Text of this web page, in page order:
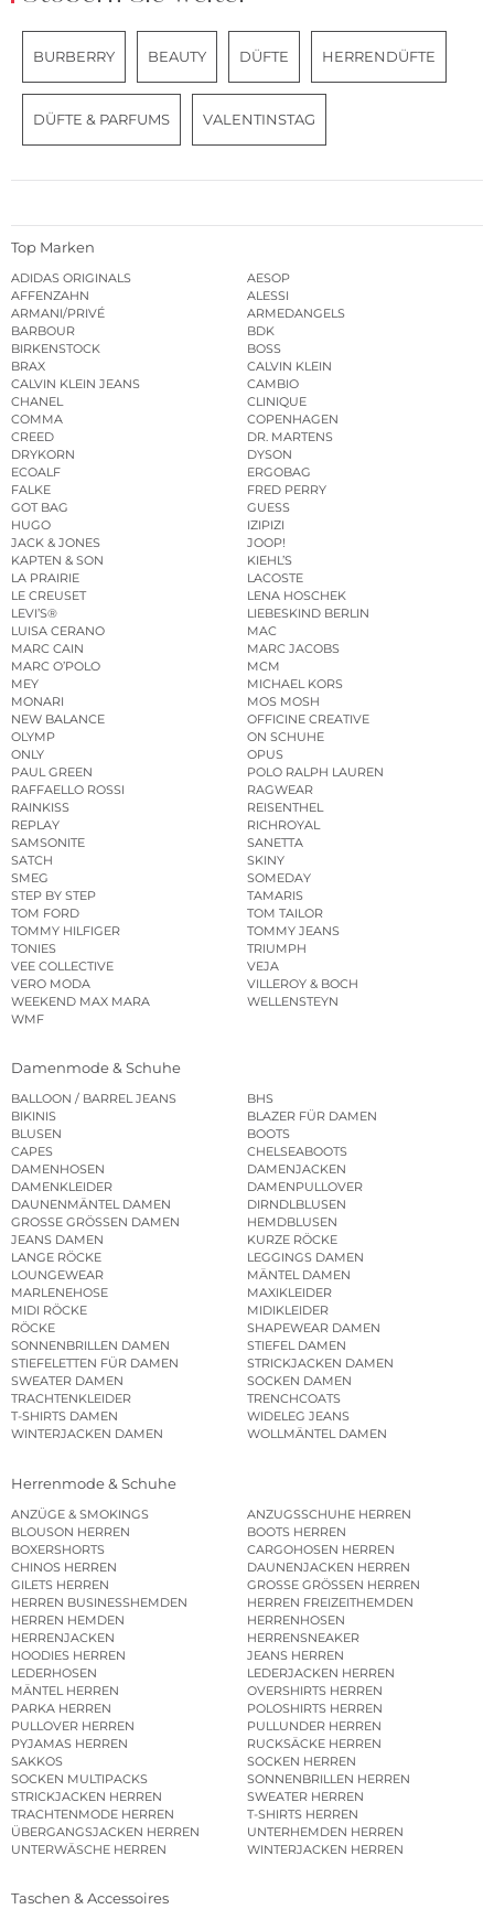
BURBERRY BEAUTY DÜFTE HERRENDÜFTE
DÜFTE & PARFUMS VALENTINSTAG
Top Marken
ADIDAS ORIGINALS
AESOP
AFFENZAHN
ALESSI
ARMANI/PRIVÉ
ARMEDANGELS
BARBOUR
BDK
BIRKENSTOCK
BOSS
BRAX
CALVIN KLEIN
CALVIN KLEIN JEANS
CAMBIO
CHANEL
CLINIQUE
COMMA
COPENHAGEN
CREED
DR. MARTENS
DRYKORN
DYSON
ECOALF
ERGOBAG
FALKE
FRED PERRY
GOT BAG
GUESS
HUGO
IZIPIZI
JACK & JONES
JOOP!
KAPTEN & SON
KIEHL’S
LA PRAIRIE
LACOSTE
LE CREUSET
LENA HOSCHEK
LEVI’S®
LIEBESKIND BERLIN
LUISA CERANO
MAC
MARC CAIN
MARC JACOBS
MARC O’POLO
MCM
MEY
MICHAEL KORS
MONARI
MOS MOSH
NEW BALANCE
OFFICINE CREATIVE
OLYMP
ON SCHUHE
ONLY
OPUS
PAUL GREEN
POLO RALPH LAUREN
RAFFAELLO ROSSI
RAGWEAR
RAINKISS
REISENTHEL
REPLAY
RICHROYAL
SAMSONITE
SANETTA
SATCH
SKINY
SMEG
SOMEDAY
STEP BY STEP
TAMARIS
TOM FORD
TOM TAILOR
TOMMY HILFIGER
TOMMY JEANS
TONIES
TRIUMPH
VEE COLLECTIVE
VEJA
VERO MODA
VILLEROY & BOCH
WEEKEND MAX MARA
WELLENSTEYN
WMF
Damenmode & Schuhe
BALLOON / BARREL JEANS
BHS
BIKINIS
BLAZER FÜR DAMEN
BLUSEN
BOOTS
CAPES
CHELSEABOOTS
DAMENHOSEN
DAMENJACKEN
DAMENKLEIDER
DAMENPULLOVER
DAUNENMÄNTEL DAMEN
DIRNDLBLUSEN
GROSSE GRÖSSEN DAMEN
HEMDBLUSEN
JEANS DAMEN
KURZE RÖCKE
LANGE RÖCKE
LEGGINGS DAMEN
LOUNGEWEAR
MÄNTEL DAMEN
MARLENEHOSE
MAXIKLEIDER
MIDI RÖCKE
MIDIKLEIDER
RÖCKE
SHAPEWEAR DAMEN
SONNENBRILLEN DAMEN
STIEFEL DAMEN
STIEFELETTEN FÜR DAMEN
STRICKJACKEN DAMEN
SWEATER DAMEN
SOCKEN DAMEN
TRACHTENKLEIDER
TRENCHCOATS
T-SHIRTS DAMEN
WIDELEG JEANS
WINTERJACKEN DAMEN
WOLLMÄNTEL DAMEN
Herrenmode & Schuhe
ANZÜGE & SMOKINGS
ANZUGSSCHUHE HERREN
BLOUSON HERREN
BOOTS HERREN
BOXERSHORTS
CARGOHOSEN HERREN
CHINOS HERREN
DAUNENJACKEN HERREN
GILETS HERREN
GROSSE GRÖSSEN HERREN
HERREN BUSINESSHEMDEN
HERREN FREIZEITHEMDEN
HERREN HEMDEN
HERRENHOSEN
HERRENJACKEN
HERRENSNEAKER
HOODIES HERREN
JEANS HERREN
LEDERHOSEN
LEDERJACKEN HERREN
MÄNTEL HERREN
OVERSHIRTS HERREN
PARKA HERREN
POLOSHIRTS HERREN
PULLOVER HERREN
PULLUNDER HERREN
PYJAMAS HERREN
RUCKSÄCKE HERREN
SAKKOS
SOCKEN HERREN
SOCKEN MULTIPACKS
SONNENBRILLEN HERREN
STRICKJACKEN HERREN
SWEATER HERREN
TRACHTENMODE HERREN
T-SHIRTS HERREN
ÜBERGANGSJACKEN HERREN
UNTERHEMDEN HERREN
UNTERWÄSCHE HERREN
WINTERJACKEN HERREN
Taschen & Accessoires